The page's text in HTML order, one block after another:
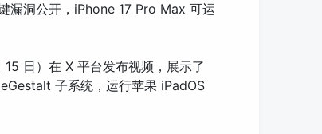
漏洞公开，iPhone 17 Pro Max 可运
日）在 X 平台发布视频，展示了
子系统，运行苹果 iPadOS